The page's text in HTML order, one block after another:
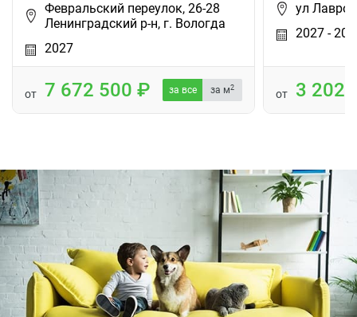
Февральский переулок, 26-28
Ленинградский р-н, г. Вологда
2027
от 7 672 500 за все за м2
ул
2027 -
от 3 202